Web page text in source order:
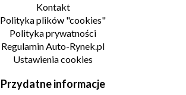
Kontakt
Polityka plików "cookies"
Polityka prywatności
Regulamin Auto-Rynek.pl
Ustawienia cookies
Przydatne informacje